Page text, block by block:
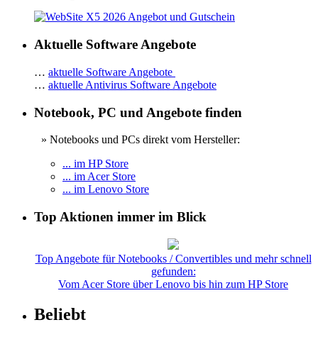
Aktuelle Software Angebote
… aktuelle Software Angebote
… aktuelle Antivirus Software Angebote
Notebook, PC und Angebote finden
» Notebooks und PCs direkt vom Hersteller:
... im HP Store
... im Acer Store
... im Lenovo Store
Top Aktionen immer im Blick
Top Angebote für Notebooks / Convertibles und mehr schnell
gefunden:
Vom Acer Store über Lenovo bis hin zum HP Store
Beliebt